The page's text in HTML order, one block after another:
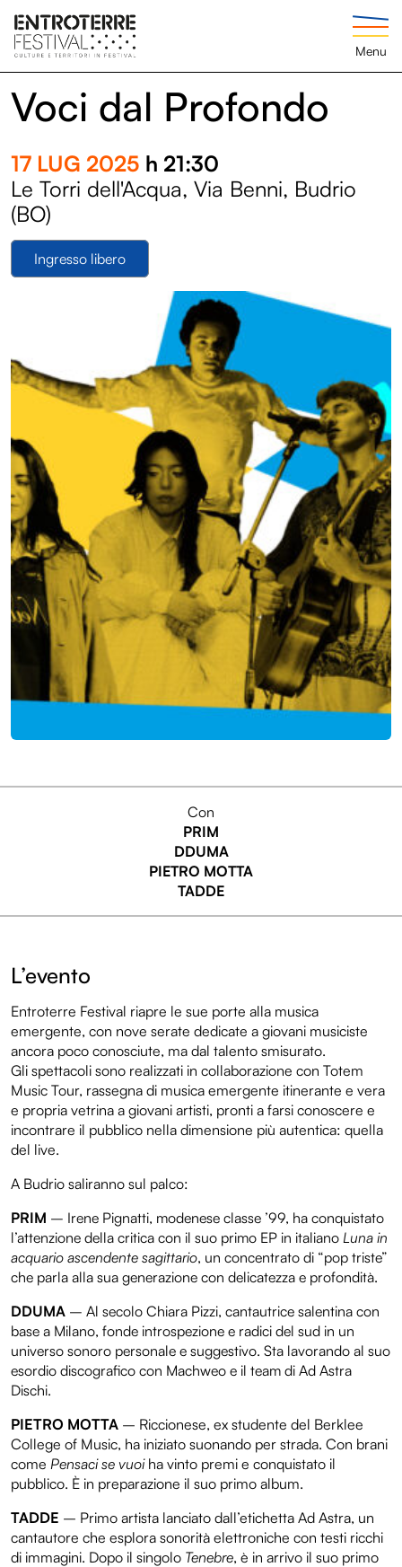
Menu
Voci dal Profondo
17 LUG 2025 h 21:30
Le Torri dell'Acqua, Via Benni, Budrio
(BO)
Ingresso libero
Con
PRIM
DDUMA
PIETRO MOTTA
TADDE
L’evento
Entroterre Festival riapre le sue porte alla musica
emergente, con nove serate dedicate a giovani musiciste
ancora poco conosciute, ma dal talento smisurato.
Gli spettacoli sono realizzati in collaborazione con Totem
Music Tour, rassegna di musica emergente itinerante e vera
e propria vetrina a giovani artisti, pronti a farsi conoscere e
incontrare il pubblico nella dimensione più autentica: quella
del live.
A Budrio saliranno sul palco:
PRIM – Irene Pignatti, modenese classe ’99, ha conquistato
l’attenzione della critica con il suo primo EP in italiano Luna in
acquario ascendente sagittario, un concentrato di “pop triste”
che parla alla sua generazione con delicatezza e profondità.
DDUMA – Al secolo Chiara Pizzi, cantautrice salentina con
base a Milano, fonde introspezione e radici del sud in un
universo sonoro personale e suggestivo. Sta lavorando al suo
esordio discografico con Machweo e il team di Ad Astra
Dischi.
PIETRO MOTTA – Riccionese, ex studente del Berklee
College of Music, ha iniziato suonando per strada. Con brani
come Pensaci se vuoiha vinto premi e conquistato il
pubblico. È in preparazione il suo primo album.
TADDE – Primo artista lanciato dall’etichetta Ad Astra, un
cantautore che esplora sonorità elettroniche con testi ricchi
di immagini. Dopo il singolo Tenebre, è in arrivo il suo primo